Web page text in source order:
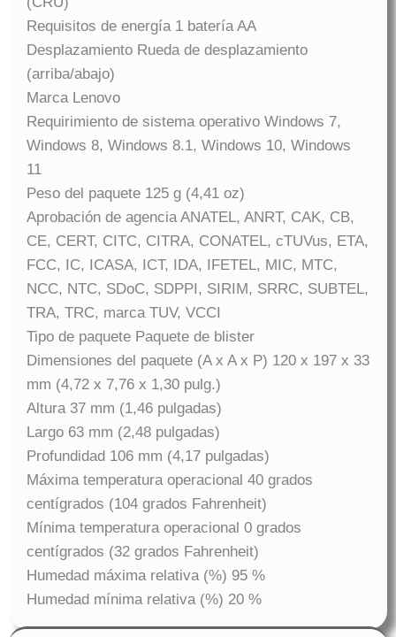
Requisitos de energía 1 batería AA
Desplazamiento Rueda de desplazamiento
(arriba/abajo)
Marca Lenovo
Requirimiento de sistema operativo Windows 7,
Windows 8, Windows 8.1, Windows 10, Windows
11
Peso del paquete 125 g (4,41 oz)
Aprobación de agencia ANATEL, ANRT, CAK, CB,
CE, CERT, CITC, CITRA, CONATEL, cTUVus, ETA,
FCC, IC, ICASA, ICT, IDA, IFETEL, MIC, MTC,
NCC, NTC, SDoC, SDPPI, SIRIM, SRRC, SUBTEL,
TRA, TRC, marca TUV, VCCI
Tipo de paquete Paquete de blister
Dimensiones del paquete (A x A x P) 120 x 197 x 33
mm (4,72 x 7,76 x 1,30 pulg.)
Altura 37 mm (1,46 pulgadas)
Largo 63 mm (2,48 pulgadas)
Profundidad 106 mm (4,17 pulgadas)
Máxima temperatura operacional 40 grados
centígrados (104 grados Fahrenheit)
Mínima temperatura operacional 0 grados
centígrados (32 grados Fahrenheit)
Humedad máxima relativa (%) 95 %
Humedad mínima relativa (%) 20 %